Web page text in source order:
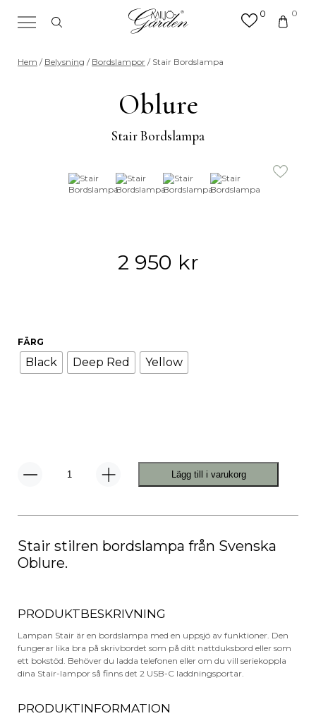
0 0
Sök efter valfri produkt eller
kategori
Hem / Belysning / Bordslampor / Stair Bordslampa
Oblure
Stair Bordslampa
2 950 kr
FÄRG
Black Deep Red Yellow
Stair
Lägg till i varukorg
Stair stilren bordslampa från Svenska
Oblure.
PRODUKTBESKRIVNING
Lampan Stair är en bordslampa med en uppsjö av funktioner. Den
fungerar lika bra på skrivbordet som på ditt nattduksbord eller som
ett bokstöd. Behöver du ladda telefonen eller om du vill seriekoppla
dina Stair-lampor så finns det 2 USB-C laddningsportar.
PRODUKTINFORMATION